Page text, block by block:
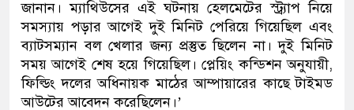
জানান। ম্যাথিউসের এই ঘটনায় হেলমেটের স্ট্র্যাপ নিয়ে
সমস্যায় পড়ার আগেই দুই মিনিট পেরিয়ে গিয়েছিল এবং
ব্যাটসম্যান বল খেলার জন্য প্রস্তুত ছিলেন না। দুই মিনিট
সময় আগেই শেষ হয়ে গিয়েছিল। প্লেয়িং কন্ডিশন অনুযায়ী,
ফিল্ডিং দলের অধিনায়ক মাঠের আম্পায়ারের কাছে টাইমড
আউটের আবেদন করেছিলেন।’